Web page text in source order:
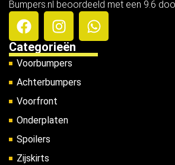
Bumpers.nl beoordeeld met een 9.6
Categorieën
Voorbumpers
Achterbumpers
Voorfront
Onderplaten
Spoilers
Zijskirts